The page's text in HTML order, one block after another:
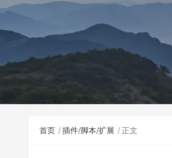
首页 插件/脚本/扩展 正文